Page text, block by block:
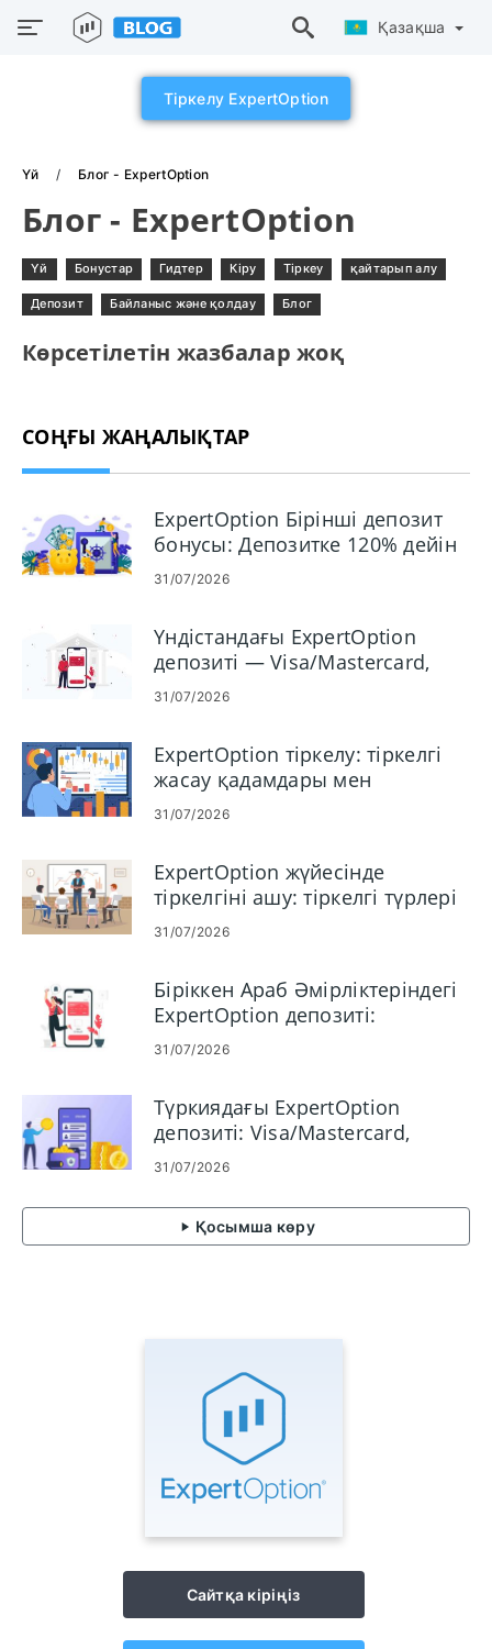
Қазақша
Тіркелу ExpertOption
Үй Блог - ExpertOption
Блог - ExpertOption
Үй Бонустар Гидтер Кіру Тіркеу қайтарып алу
Депозит Байланыс және қолдау Блог
Көрсетілетін жазбалар жоқ
СОҢҒЫ ЖАҢАЛЫҚТАР
ExpertOption Бірінші депозит
бонусы: Депозитке 120% дейін
талап етіңіз
31/07/2026
Үндістандағы ExpertOption
депозиті — Visa/Mastercard,
UPI, электронды төлемдер және
крипто
31/07/2026
ExpertOption тіркелу: тіркелгі
жасау қадамдары мен
талаптары
31/07/2026
ExpertOption жүйесінде
тіркелгіні ашу: тіркелгі түрлері
және орнату қадамдары
31/07/2026
Біріккен Араб Әмірліктеріндегі
ExpertOption депозиті:
Visa/Mastercard, электронды
төлемдер және крипто
31/07/2026
Түркиядағы ExpertOption
депозиті: Visa/Mastercard,
электронды төлемдер және
криптовалюта
31/07/2026
Қосымша көру
Сайтқа кіріңіз